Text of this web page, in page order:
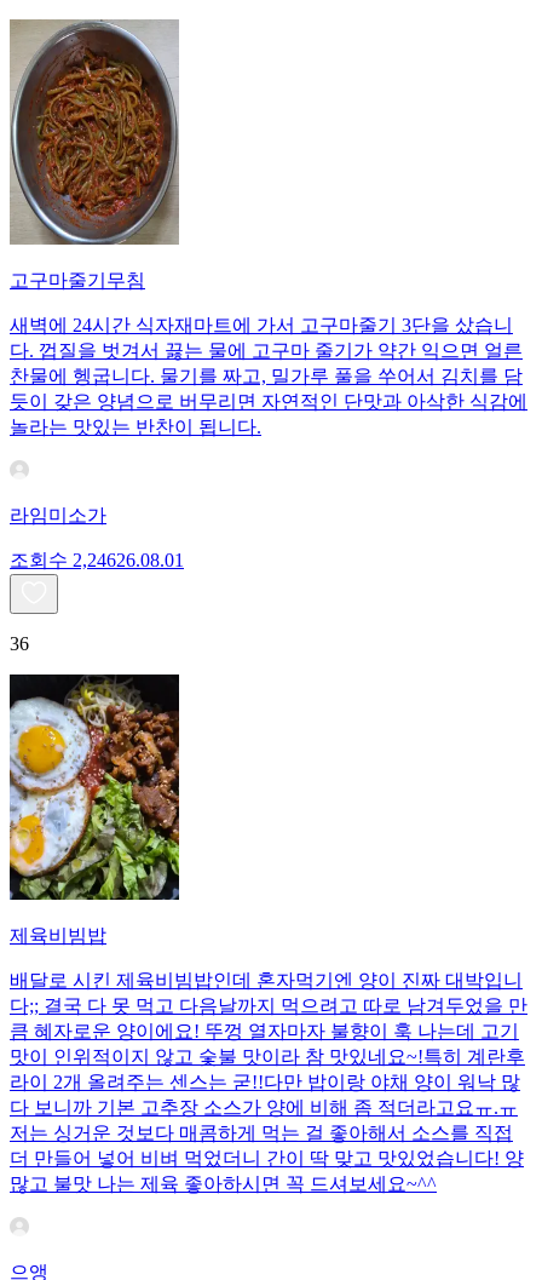
고구마줄기무침
새벽에 24시간 식자재마트에 가서 고구마줄기 3단을 샀습니
다. 껍질을 벗겨서 끓는 물에 고구마 줄기가 약간 익으면 얼른
찬물에 헹굽니다. 물기를 짜고, 밀가루 풀을 쑤어서 김치를 담
듯이 갖은 양념으로 버무리면 자연적인 단맛과 아삭한 식감에
놀라는 맛있는 반찬이 됩니다.
라임미소가
조회수 2,24626.08.01
36
제육비빔밥
배달로 시킨 제육비빔밥인데 혼자먹기엔 양이 진짜 대박입니
다;; 결국 다 못 먹고 다음날까지 먹으려고 따로 남겨두었을 만
큼 혜자로운 양이에요! 뚜껑 열자마자 불향이 훅 나는데 고기
맛이 인위적이지 않고 숯불 맛이라 참 맛있네요~!특히 계란후
라이 2개 올려주는 센스는 굳!! ​다만 밥이랑 야채 양이 워낙 많
다 보니까 기본 고추장 소스가 양에 비해 좀 적더라고요ㅠ.ㅠ
저는 싱거운 것보다 매콤하게 먹는 걸 좋아해서 소스를 직접
더 만들어 넣어 비벼 먹었더니 간이 딱 맞고 맛있었습니다! 양
많고 불맛 나는 제육 좋아하시면 꼭 드셔보세요~^^
으앵